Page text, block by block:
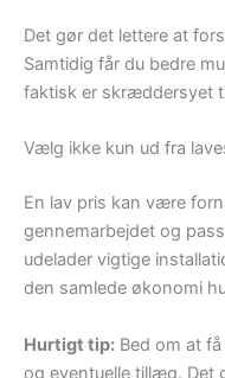
Det gør det lettere at
Samtidig får du bedre
faktisk er skræddersyet
Vælg ikke kun ud fra
En lav pris kan være
gennemarbejdet og
udelader vigtige
den samlede økonomi
Hurtigt tip: Bed om at
og eventuelle tillæg. Det